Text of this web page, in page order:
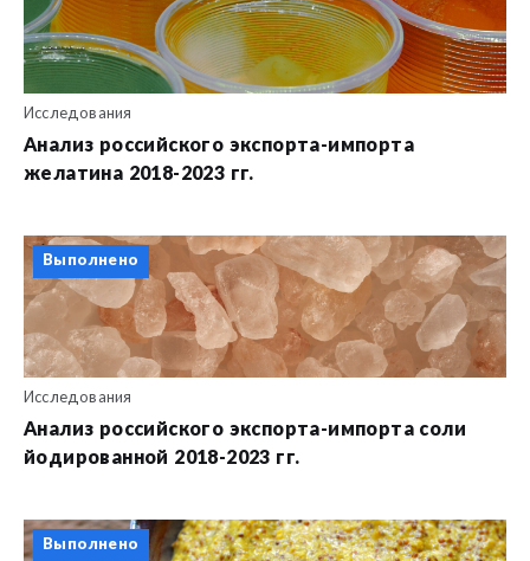
Исследования
Анализ российского экспорта-импорта
желатина 2018-2023 гг.
Выполнено
Исследования
Анализ российского экспорта-импорта соли
йодированной 2018-2023 гг.
Выполнено